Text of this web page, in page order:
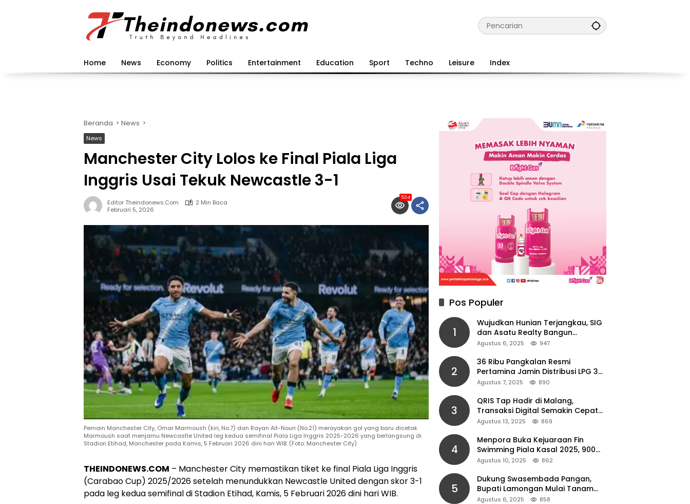
Home News Economy Politics Entertainment Education Sport Techno Leisure Index
Beranda News
News
Manchester City Lolos ke Final Piala Liga
Inggris Usai Tekuk Newcastle 3-1
Editor Theindonews.com
2 Min Baca
Februari 5, 2026
534
Pemain Manchester City, Omar Marmoush (kiri, No.7) dan Rayan Ait-Nouri (No.21) merayakan gol yang baru dicetak
Marmoush saat menjamu Newcastle United leg kedua semifinal Piala Liga Inggris 2025-2026 yang berlangsung di
Stadion Etihad, Manchester pada Kamis, 5 Februari 2026 dini hari WIB. (Foto: Manchester City)
THEINDONEWS.COM – Manchester City memastikan tiket ke final Piala Liga Inggris
(Carabao Cup) 2025/2026 setelah menundukkan Newcastle United dengan skor 3-1
pada leg kedua semifinal di Stadion Etihad, Kamis, 5 Februari 2026 dini hari WIB.
Pos Populer
1
Wujudkan Hunian Terjangkau, SIG
dan Asatu Realty Bangun
Perumahan di Cianjur
Agustus 6, 2025 947
2
36 Ribu Pangkalan Resmi
Pertamina Jamin Distribusi LPG 3
Kg Aman di Jawa Timur
Agustus 7, 2025 890
3
QRIS Tap Hadir di Malang,
Transaksi Digital Semakin Cepat
dan Mudah dengan Teknologi NFC
Agustus 13, 2025 869
4
Menpora Buka Kejuaraan Fin
Swimming Piala Kasal 2025, 900
Atlet Ambil Bagian
Agustus 10, 2025 862
5
Dukung Swasembada Pangan,
Bupati Lamongan Mulai Tanam
Padi Musim Ketiga
Agustus 6, 2025 858